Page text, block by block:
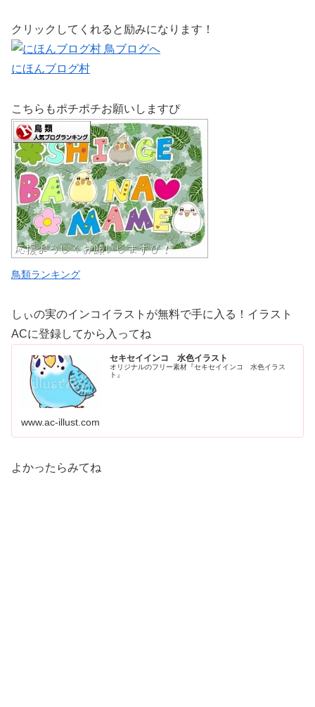
クリックしてくれると励みになります！
にほんブログ村
こちらもポチポチお願いしますぴ
鳥類ランキング
しぃの実のインコイラストが無料で手に入る！イラスト
ACに登録してから入ってね
セキセイインコ 水色イラスト
オリジナルのフリー素材『セキセイインコ 水色イラス
ト』
www.ac-illust.com
よかったらみてね